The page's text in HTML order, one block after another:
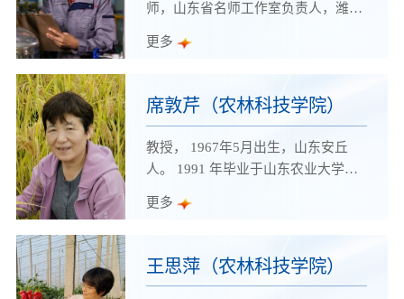
等学校教学名师、潍坊市技术能手、
教师和优质授课教师等荣誉称号。
师，山东省名师工作室负责人，潍坊
院首届教书育人十大模范教师，潍坊
国化工总控工技能大赛”优秀指导教
师，全国职业院校技能大赛优秀裁判
员。主持省级精品课程2门，主编国
家规划教材2本，获全国石油和化工
教学成果二等奖、三等奖各1项；
更多
席敦芹（农林科技学院）
教授， 1967年5月出生，山东安丘
人。 1991 年毕业于山东农业大学植
广硕士学位，双师型教师，学院首届
直从事园艺病虫害防治、园林病虫害
防治的教学、科研、技术推广工作。
更多
王思萍（农林科技学院）